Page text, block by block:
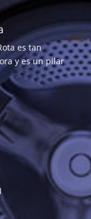
es tan
y es un pilar